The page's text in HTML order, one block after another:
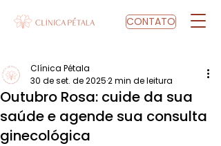
CONTATO
Outubro Rosa: cuide da sua
saúde e agende sua consulta
ginecológica
Clínica Pétala
30 de set. de 20252 min de leitura